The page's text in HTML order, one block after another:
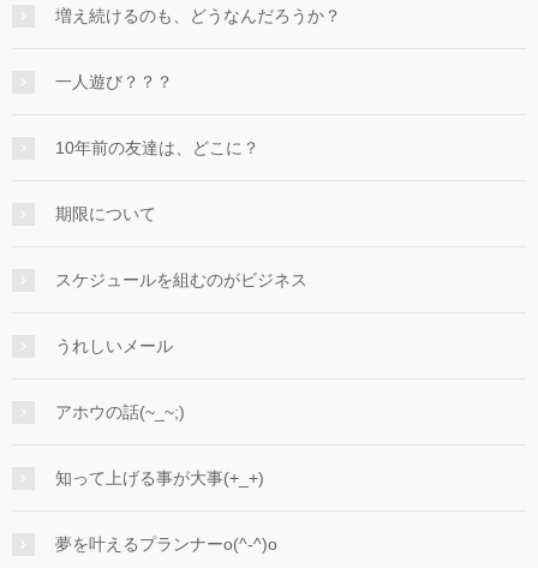
増え続けるのも、どうなんだろうか？
一人遊び？？？
10年前の友達は、どこに？
期限について
スケジュールを組むのがビジネス
うれしいメール
アホウの話(~_~;)
知って上げる事が大事(+_+)
夢を叶えるプランナーo(^-^)o